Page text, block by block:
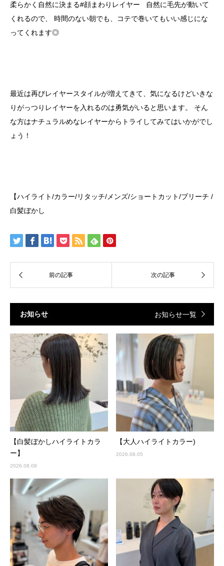
柔らかく自然に決まる#顔まわりレイヤー 自然に毛先が動いて
くれるので、 時間のない朝でも、コテで巻いてもいい感じにな
ってくれます◎
最近は再びレイヤースタイルが増えてきて、気になるけどいきな
りがっつりレイヤーを入れるのは勇気がいると思います。 そん
な方はナチュラルめなレイヤーからトライしてみてはいかがでし
ょう！
【ハイライト/カラー/リタッチ/メンズ/ショートカット/ブリーチ /
白髪ぼかし
お知らせ お知らせ一覧
【白髪ぼかしハイライトカラ
ー】
2026.08.08
【大人ハイライトカラー)
2026.08.05